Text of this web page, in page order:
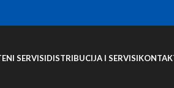
SERVISIDISTRIBUCIJA I SERVISI